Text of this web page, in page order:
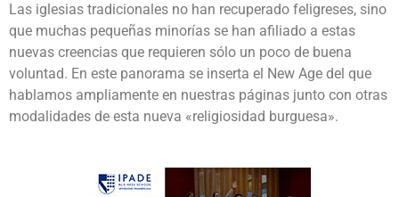
Las iglesias tradicionales no han recuperado feligreses, sino
que muchas pequeñas minorías se han afiliado a estas
nuevas creencias que requieren sólo un poco de buena
voluntad. En este panorama se inserta el New Age del que
hablamos ampliamente en nuestras páginas junto con otras
modalidades de esta nueva «religiosidad burguesa».